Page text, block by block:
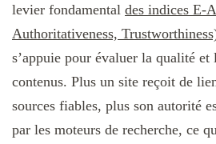
levier fondamental des indices E-
Authoritativeness,
s’appuie pour évaluer la qualité
contenus. Plus un site reçoit de
sources fiables, plus son autorité
par les moteurs de recherche, ce